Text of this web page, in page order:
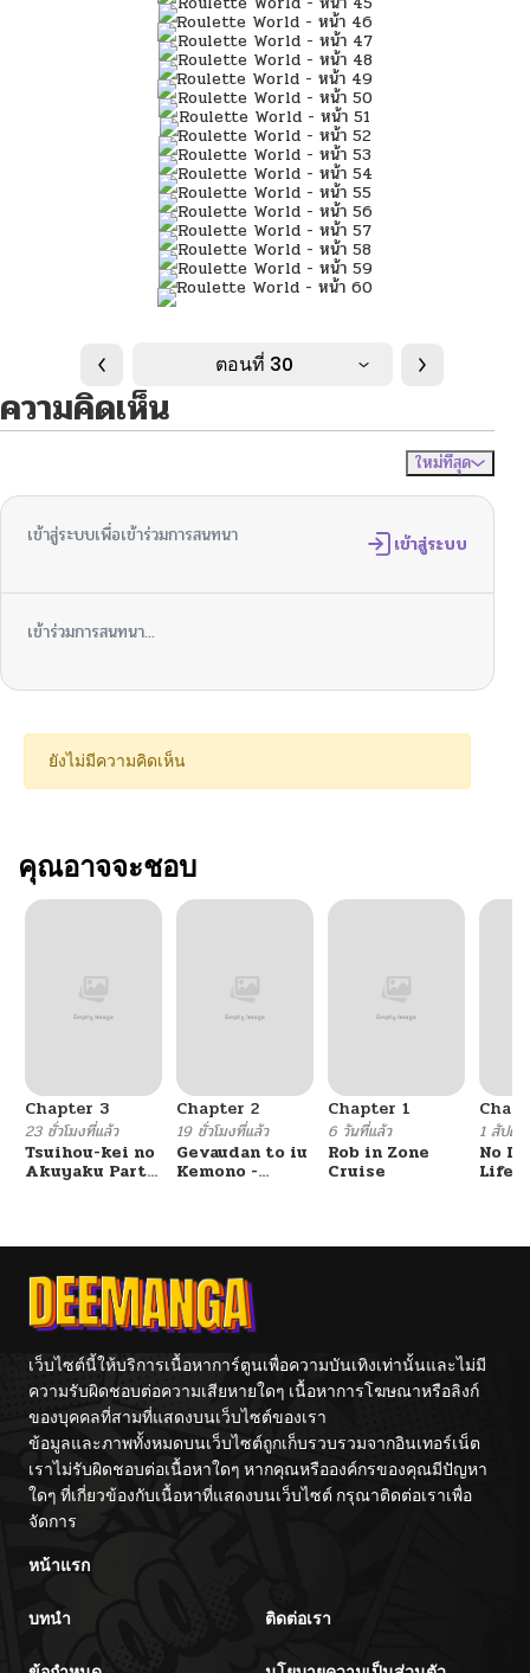
ตอนที่ 30
ความคิดเห็น
ใหม่ที่สุด
เข้าสู่ระบบเพื่อเข้าร่วมการสนทนา เข้าสู่ระบบ
เข้าร่วมการสนทนา...
ยังไม่มีความคิดเห็น
คุณอาจจะชอบ
Chapter 3
23 ชั่วโมงที่แล้ว
Tsuihou-kei no
Akuyaku Party
Sareru Mae ni
Tsuihou
Shimashita.:
Skill o Ubau
Akuyakusugiru
Tsuyosugiru
Chapter 2
19 ชั่วโมงที่แล้ว
Gevaudan to iu
Kemono -
Ningen no
Monster wa,
Fukushuu no
Prison Break
Kuwadateru-
Chapter 1
6 วันที่แล้ว
Rob in Zone
Cruise
1 สัปด
No
Life!!
เว็บไซต์นี้ให้บริการเนื้อหาการ์ตูนเพื่อความบันเทิงเท่านั้นและไม่มี
ความรับผิดชอบต่อความเสียหายใดๆ เนื้อหาการโฆษณาหรือลิงก์
ของบุคคลที่สามที่แสดงบนเว็บไซต์ของเรา
ข้อมูลและภาพทั้งหมดบนเว็บไซต์ถูกเก็บรวบรวมจากอินเทอร์เน็ต
เราไม่รับผิดชอบต่อเนื้อหาใดๆ หากคุณหรือองค์กรของคุณมีปัญหา
ใดๆ ที่เกี่ยวข้องกับเนื้อหาที่แสดงบนเว็บไซต์ กรุณาติดต่อเราเพื่อ
จัดการ
หน้าแรก
บทนำ ติดต่อเรา